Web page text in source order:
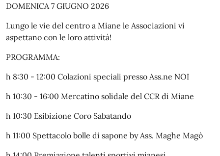
DOMENICA 7 GIUGNO 2026
Lungo le vie del centro a Miane le Associazioni vi
aspettano con le loro attività!
PROGRAMMA:
h 8:30 - 12:00 Colazioni speciali presso Ass.ne NOI
h 10:30 - 16:00 Mercatino solidale del CCR di Miane
h 10:30 Esibizione Coro Sabatando
h 11:00 Spettacolo bolle di sapone by Ass. Maghe Magò